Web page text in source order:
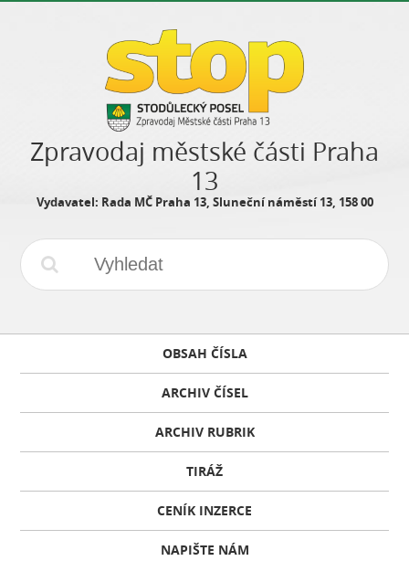
Zpravodaj městské části Praha
13
Vydavatel: Rada MČ Praha 13, Sluneční náměstí 13, 158 00
OBSAH ČÍSLA
ARCHIV ČÍSEL
ARCHIV RUBRIK
TIRÁŽ
CENÍK INZERCE
NAPIŠTE NÁM